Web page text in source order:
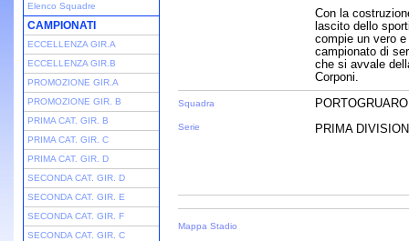
Elenco Squadre
CAMPIONATI
ECCELLENZA GIR.A
ECCELLENZA GIR.B
PROMOZIONE GIR.A
PROMOZIONE GIR. B
PRIMA CAT. GIR. B
PRIMA CAT. GIR. C
PRIMA CAT. GIR. D
SECONDA CAT. GIR. D
SECONDA CAT. GIR. E
SECONDA CAT. GIR. F
SECONDA CAT. GIR. C
Con la
lascito dello
compie un vero
campionato di
che si avvale
Corponi.
Squadra
Serie
PRIMA
Mappa Stadio